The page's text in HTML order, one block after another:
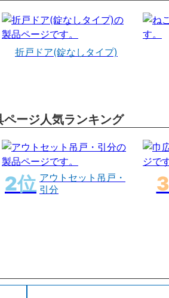
折戸ドア(錠なしタイプ)
ージ人気ランキング
アウトセット吊戸・
引分